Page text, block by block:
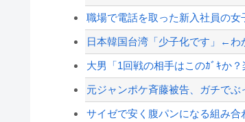
元いいとも青年隊、中居正広の”素
さんま「どこでもドア？あれ不便
【赤っ恥】「航空機事故で『搭
【配信者】「金バエ」のSNS更
【緊急速報】NYで警官が黒人男
職場で電話を取った新入社員の
日本韓国台湾「少子化です」←
大男「1回戦の相手はこのｶﾞｷか
元ジャンポケ斉藤被告、ガチでぶ
サイゼで安く腹パンになる組み合